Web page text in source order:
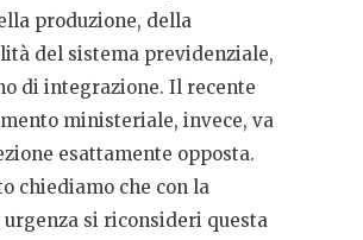
produzione, della
del sistema previdenziale,
di integrazione. Il recente
ministeriale, invece, va
esattamente opposta.
chiediamo che con la
urgenza si riconsideri questa